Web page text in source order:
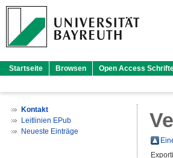
Startseite Browsen Open Access
Kontakt
Leitlinien EPub
Neueste Einträge